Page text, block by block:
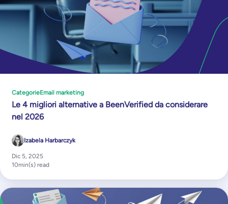
CategorieEmail marketing
Le 4 migliori alternative a BeenVerified da considerare
nel 2026
Izabela Harbarczyk
Dic 5, 2025
10min(s) read